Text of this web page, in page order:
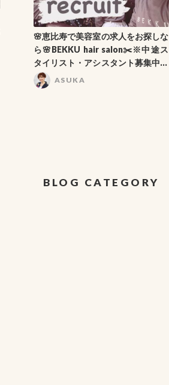
🌸恵比寿で美容室の求人をお探しな
ら🌸BEKKU hair salon✂️※中途ス
タイリスト・アシスタント募集中！
2023年度新卒募集開始
ASUKA
BLOG CATEGORY